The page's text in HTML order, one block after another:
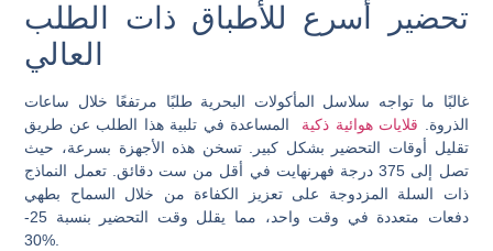
تحضير أسرع للأطباق ذات الطلب
العالي
غالبًا ما تواجه سلاسل المأكولات البحرية طلبًا مرتفعًا خلال ساعات
الذروة. قلايات هوائية ذكية
المساعدة في تلبية هذا الطلب عن طريق
تقليل أوقات التحضير بشكل كبير. تسخن هذه الأجهزة بسرعة، حيث
تصل إلى 375 درجة فهرنهايت في أقل من ست دقائق. تعمل النماذج
ذات السلة المزدوجة على تعزيز الكفاءة من خلال السماح بطهي
دفعات متعددة في وقت واحد، مما يقلل وقت التحضير بنسبة 25-
30%.